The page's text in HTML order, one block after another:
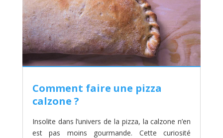
Comment faire une pizza
calzone ?
Insolite dans l’univers de la pizza, la calzone n’en
est pas moins gourmande. Cette curiosité